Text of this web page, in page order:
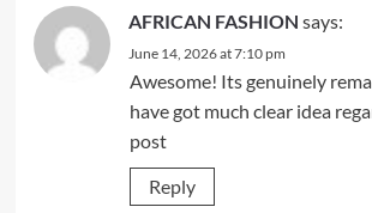
AFRICAN FASHION says:
June 14, 2026 at 7:10 pm
Awesome! Its genuinely
have got much clear idea
post
Reply